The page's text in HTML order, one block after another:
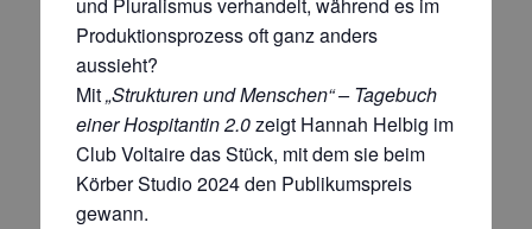
Produktionsprozess oft ganz anders
aussieht?
Mit„Strukturen und Menschen“ – Tagebuch
einer Hospitantin 2.0zeigt Hannah Helbig im
Club Voltaire das Stück, mit dem sie beim
Körber Studio 2024 den Publikumspreis
gewann.